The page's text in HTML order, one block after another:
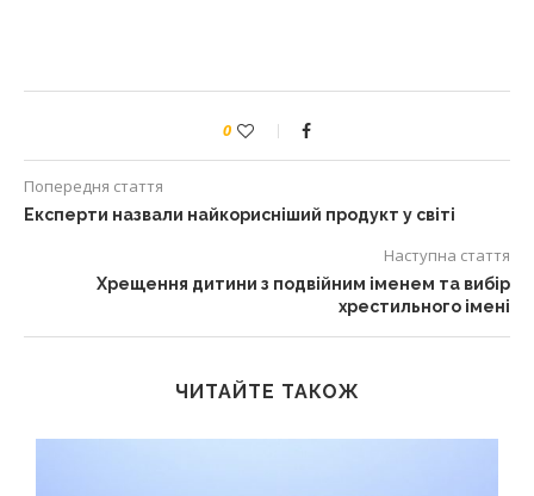
0
Попередня стаття
Експерти назвали найкорисніший продукт у світі
Наступна стаття
Хрещення дитини з подвійним іменем та вибір
хрестильного імені
ЧИТАЙТЕ ТАКОЖ